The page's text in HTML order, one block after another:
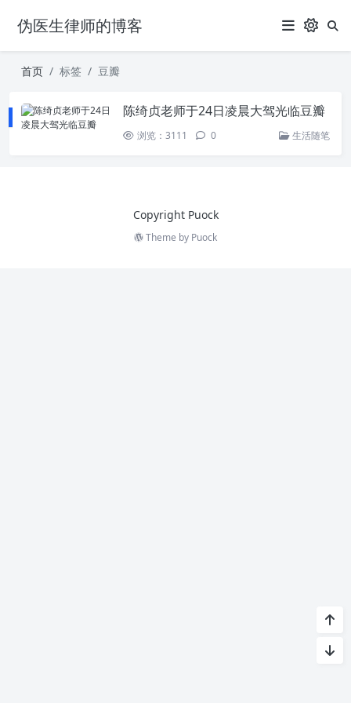
伪医生律师的博客
首页 标签 豆瓣
陈绮贞老师于24日凌晨大驾光临豆瓣
浏览：3111 0 生活随笔
Copyright Puock
Theme by Puock